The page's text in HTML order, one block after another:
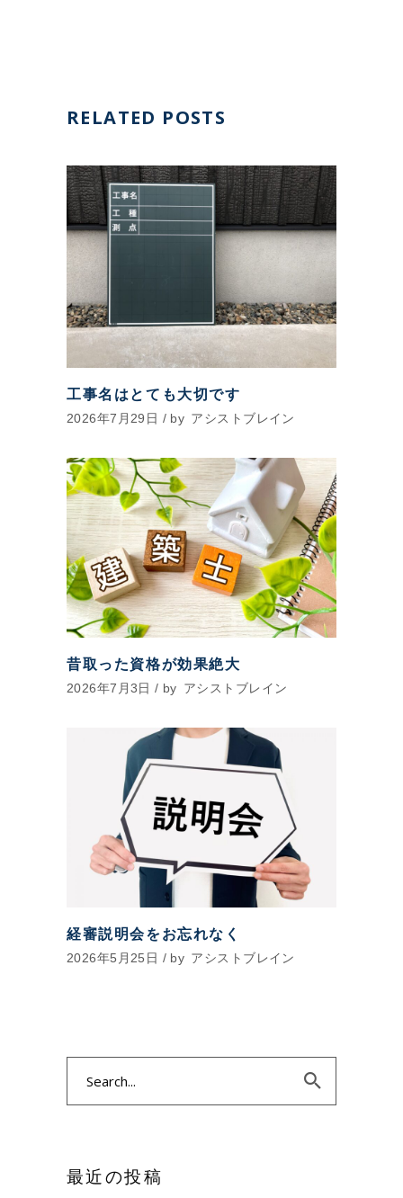
RELATED POSTS
工事名はとても大切です
2026年7月29日 by アシストブレイン
昔取った資格が効果絶大
2026年7月3日 by アシストブレイン
経審説明会をお忘れなく
2026年5月25日 by アシストブレイン
最近の投稿